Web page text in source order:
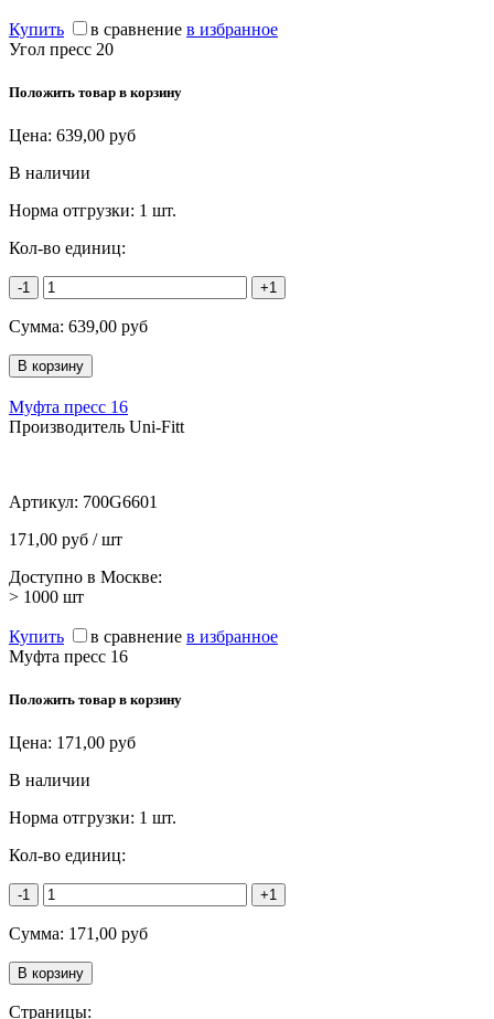
Купить в сравнение в избранное
Угол пресс 20
Положить товар в корзину
Цена: 639,00 руб
В наличии
Норма отгрузки: 1 шт.
Кол-во единиц:
-1 +1
Сумма: 639,00 руб
Муфта пресс 16
Производитель Uni-Fitt
Артикул: 700G6601
171,00 руб / шт
Доступно в Москве:
> 1000 шт
Купить в сравнение в избранное
Муфта пресс 16
Положить товар в корзину
Цена: 171,00 руб
В наличии
Норма отгрузки: 1 шт.
Кол-во единиц:
-1 +1
Сумма: 171,00 руб
Страницы: